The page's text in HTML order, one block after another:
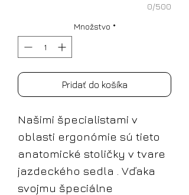
0/500
Množstvo *
Pridať do košíka
Našimi špecialistami v
oblasti ergonómie sú tieto
anatomické stoličky v tvare
jazdeckého sedla . Vďaka
svojmu špeciálne